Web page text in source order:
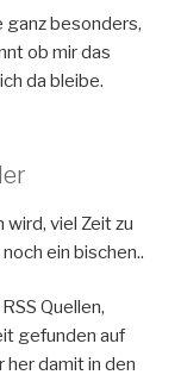
ganz besonders,
ob mir das
da bleibe.
viel Zeit zu
ein bischen..
Quellen,
gefunden auf
her damit in den